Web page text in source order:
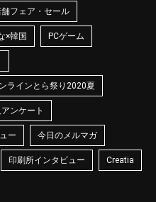
舗フェア・セール
×韓国 PCゲーム
ラインとら祭り2020夏
アンケート
ー 今日のメルマガ
印刷所インタビュー Creatia